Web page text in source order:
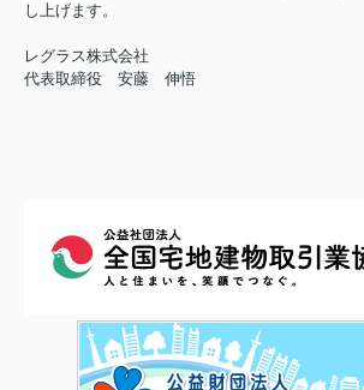
し上げます。
レグラス株式会社
代表取締役 安藤 伸悟